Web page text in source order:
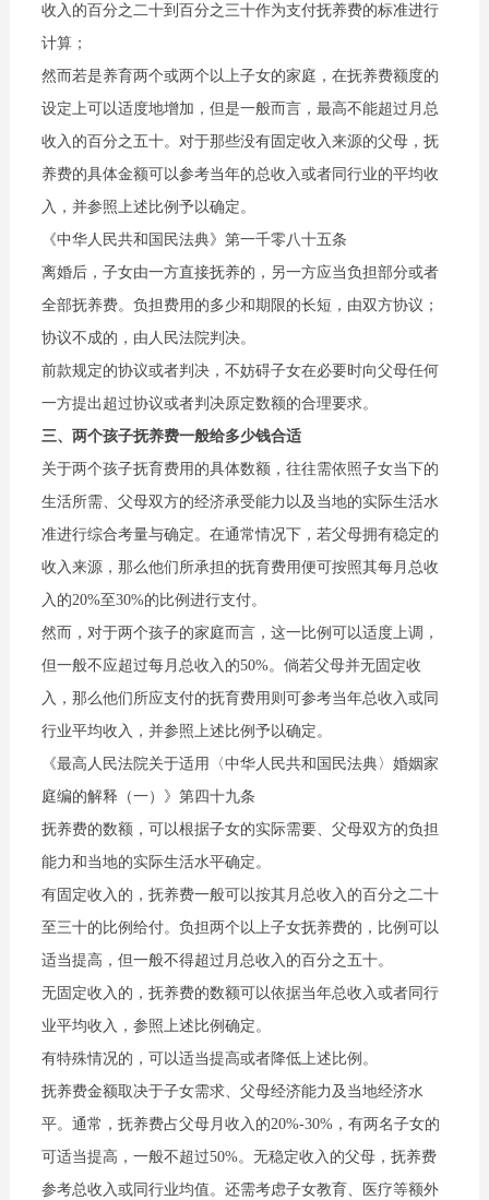
收入的百分之二十到百分之三十作为支付抚养费的标准进行
计算；
然而若是养育两个或两个以上子女的家庭，在抚养费额度的
设定上可以适度地增加，但是一般而言，最高不能超过月总
收入的百分之五十。对于那些没有固定收入来源的父母，抚
养费的具体金额可以参考当年的总收入或者同行业的平均收
入，并参照上述比例予以确定。
《中华人民共和国民法典》第一千零八十五条
离婚后，子女由一方直接抚养的，另一方应当负担部分或者
全部抚养费。负担费用的多少和期限的长短，由双方协议；
协议不成的，由人民法院判决。
前款规定的协议或者判决，不妨碍子女在必要时向父母任何
一方提出超过协议或者判决原定数额的合理要求。
三、两个孩子抚养费一般给多少钱合适
关于两个孩子抚育费用的具体数额，往往需依照子女当下的
生活所需、父母双方的经济承受能力以及当地的实际生活水
准进行综合考量与确定。在通常情况下，若父母拥有稳定的
收入来源，那么他们所承担的抚育费用便可按照其每月总收
入的20%至30%的比例进行支付。
然而，对于两个孩子的家庭而言，这一比例可以适度上调，
但一般不应超过每月总收入的50%。倘若父母并无固定收
入，那么他们所应支付的抚育费用则可参考当年总收入或同
行业平均收入，并参照上述比例予以确定。
《最高人民法院关于适用〈中华人民共和国民法典〉婚姻家
庭编的解释（一）》第四十九条
抚养费的数额，可以根据子女的实际需要、父母双方的负担
能力和当地的实际生活水平确定。
有固定收入的，抚养费一般可以按其月总收入的百分之二十
至三十的比例给付。负担两个以上子女抚养费的，比例可以
适当提高，但一般不得超过月总收入的百分之五十。
无固定收入的，抚养费的数额可以依据当年总收入或者同行
业平均收入，参照上述比例确定。
有特殊情况的，可以适当提高或者降低上述比例。
抚养费金额取决于子女需求、父母经济能力及当地经济水
平。通常，抚养费占父母月收入的20%-30%，有两名子女的
可适当提高，一般不超过50%。无稳定收入的父母，抚养费
参考总收入或同行业均值。还需考虑子女教育、医疗等额外